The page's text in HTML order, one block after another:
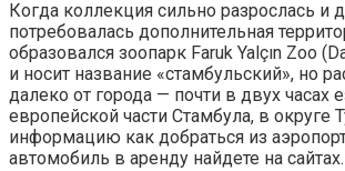
Когда коллекция сильно разрослась и
потребовалась дополнительная
образовался зоопарк Faruk Yalçın Zoo
и носит название «стамбульский», но
далеко от города — почти в двух часах
европейской части Стамбула, в округе
информацию как добраться из
автомобиль в аренду найдете на сайтах.